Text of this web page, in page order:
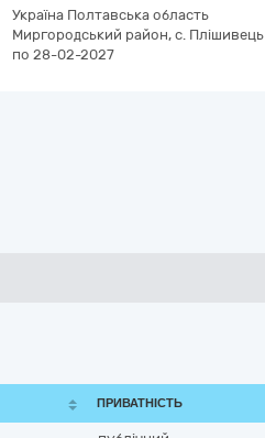
Україна Полтавська область
Миргородський район, с. Плішивець
по 28-02-2027
ПРИВАТНІСТЬ